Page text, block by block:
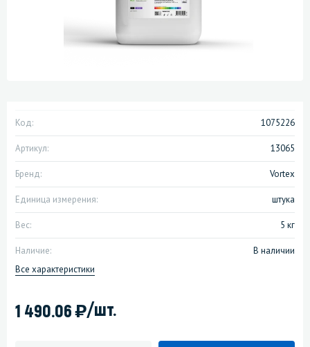
Код: 1075226
Артикул: 13065
Бренд: Vortex
Единица измерения: штука
Вес: 5 кг
Наличие:
В наличии
Все характеристики
1 490.06)/шт.